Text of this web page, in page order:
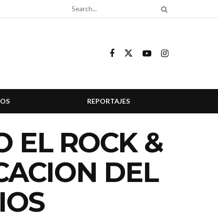
REPORTAJES
EL ROCK &
DEL